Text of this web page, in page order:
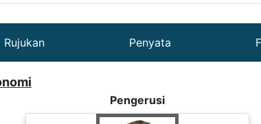
Rujukan Penyata
Pengerusi